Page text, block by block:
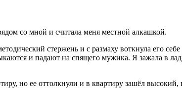
со мной и считала меня местной алкашкой.
стержень и с размаху воткнула его
и падают на спящего мужика. Я зажала в
но ее оттолкнули и в квартиру зашёл